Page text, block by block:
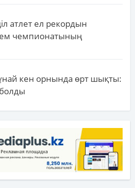
атлет ел рекордын
чемпионатының
кен орнында өрт шықты: